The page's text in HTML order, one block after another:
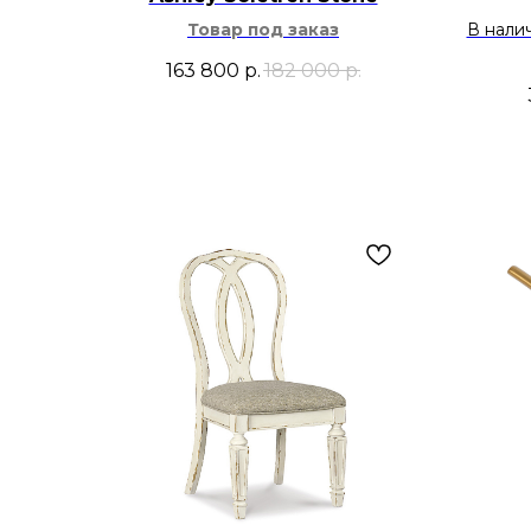
Товар под заказ
163 800 р.182 000 р.
В